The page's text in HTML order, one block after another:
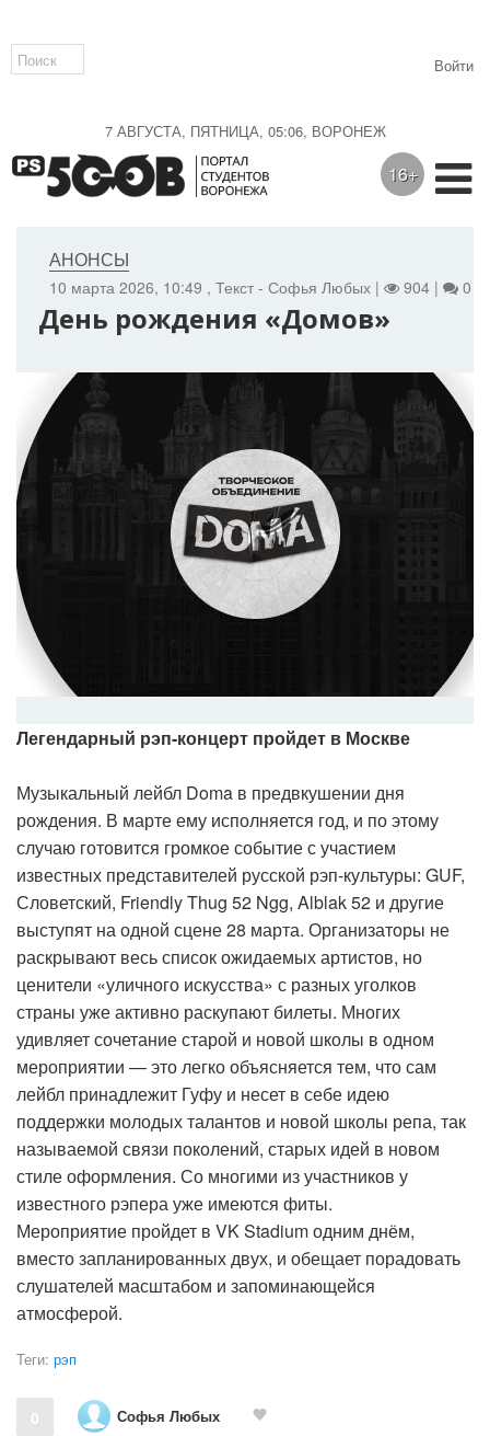
7 АВГУСТА, ПЯТНИЦА, 05:06, ВОРОНЕЖ
Войти
16+
10 марта 2026, 10:49 , Текст - Софья Любых | 904 | 0
АНОНСЫ
День рождения «Домов»
Легендарный рэп-концерт пройдет в Москве
Музыкальный лейбл Doma в предвкушении дня
рождения. В марте ему исполняется год, и по этому
случаю готовится громкое событие с участием
известных представителей русской рэп-культуры: GUF,
Словетский, Friendly Thug 52 Ngg, Alblak 52 и другие
выступят на одной сцене 28 марта. Организаторы не
раскрывают весь список ожидаемых артистов, но
ценители «уличного искусства» с разных уголков
страны уже активно раскупают билеты. Многих
удивляет сочетание старой и новой школы в одном
мероприятии — это легко объясняется тем, что сам
лейбл принадлежит Гуфу и несет в себе идею
поддержки молодых талантов и новой школы репа, так
называемой связи поколений, старых идей в новом
стиле оформления. Со многими из участников у
известного рэпера уже имеются фиты.
Мероприятие пройдет в VK Stadium одним днём,
вместо запланированных двух, и обещает порадовать
слушателей масштабом и запоминающейся
атмосферой.
Теги: рэп
0 Софья Любых